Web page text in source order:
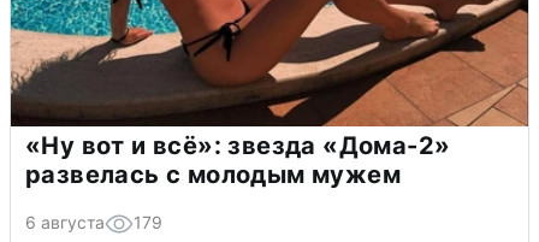
«Ну вот и всё»: звезда «Дома-2»
развелась с молодым мужем
6 августа 179